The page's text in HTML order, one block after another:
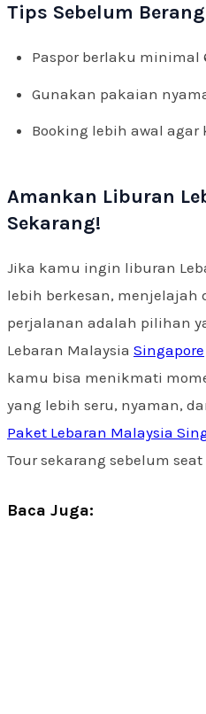
Tips Sebelum
Paspor berlaku minimal
Gunakan pakaian
Booking lebih awal
Amankan Liburan
Sekarang!
Jika kamu ingin liburan
lebih berkesan, menjelajah
perjalanan adalah pilihan
Lebaran Malaysia Singapore
kamu bisa menikmati
yang lebih seru, nyaman,
Paket Lebaran Malaysia
Tour sekarang sebelum
Baca Juga: